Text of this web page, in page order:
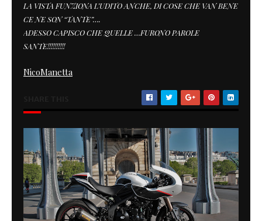
LA VISTA FUNZIONA L’UDITO ANCHE, DI COSE CHE VAN BENE
CE NE SON “TANTE”….
ADESSO CAPISCO CHE QUELLE …FURONO PAROLE
SANTE!!!!!!!!!!
NicoManetta